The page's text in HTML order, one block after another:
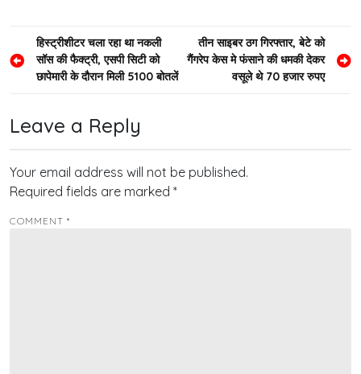
Post
navigation
हिस्ट्रीशीटर चला रहा था नकली
सॉस की फैक्ट्री, एसपी सिटी को
छापेमारी के दौरान मिली 5100 बोतलें
तीन साइबर ठग गिरफ्तार, बेटे को
गैंगरेप केस मे फंसाने की धमकी देकर
वसूले थे 70 हजार रुपए
Leave a Reply
Your email address will not be published.
Required fields are marked *
COMMENT *